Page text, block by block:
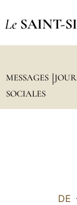
Le SAINT-
MESSAGES
SOCIALES
DE